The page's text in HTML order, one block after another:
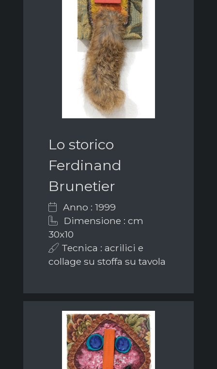
Lo storico
Ferdinand
Brunetier
Anno : 1999
Dimensione : cm
30x10
Tecnica : acrilici e
collage su stoffa su tavola